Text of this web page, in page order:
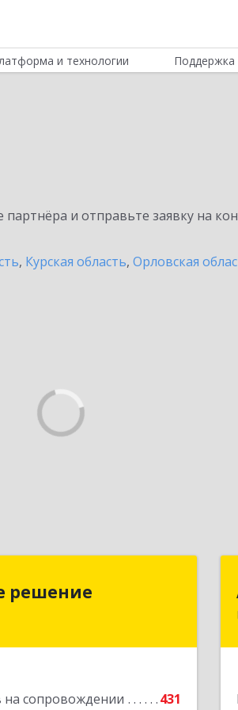
и технологии Поддержка
и отправьте заявку на
, Курская область, Орловская
решение
на сопровождении
431